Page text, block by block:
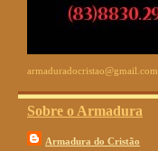
armaduradocristao@gmail.com
Sobre o Armadura
Armadura do Cristão